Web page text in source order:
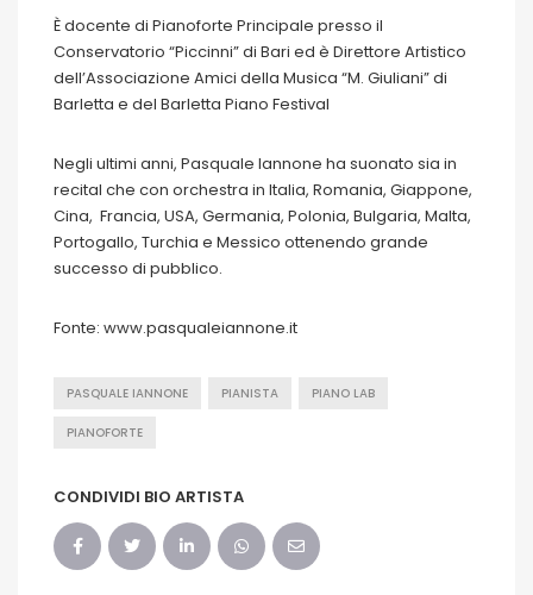
È docente di Pianoforte Principale presso il
Conservatorio “Piccinni” di Bari ed è Direttore Artistico
dell’Associazione Amici della Musica “M. Giuliani” di
Barletta e del Barletta Piano Festival
Negli ultimi anni, Pasquale Iannone ha suonato sia in
recital che con orchestra in Italia, Romania, Giappone,
Cina, Francia, USA, Germania, Polonia, Bulgaria, Malta,
Portogallo, Turchia e Messico ottenendo grande
successo di pubblico.
Fonte: www.pasqualeiannone.it
PASQUALE IANNONE PIANISTA PIANO LAB
PIANOFORTE
CONDIVIDI BIO ARTISTA